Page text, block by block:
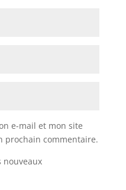
e-mail et mon site
prochain commentaire.
nouveaux